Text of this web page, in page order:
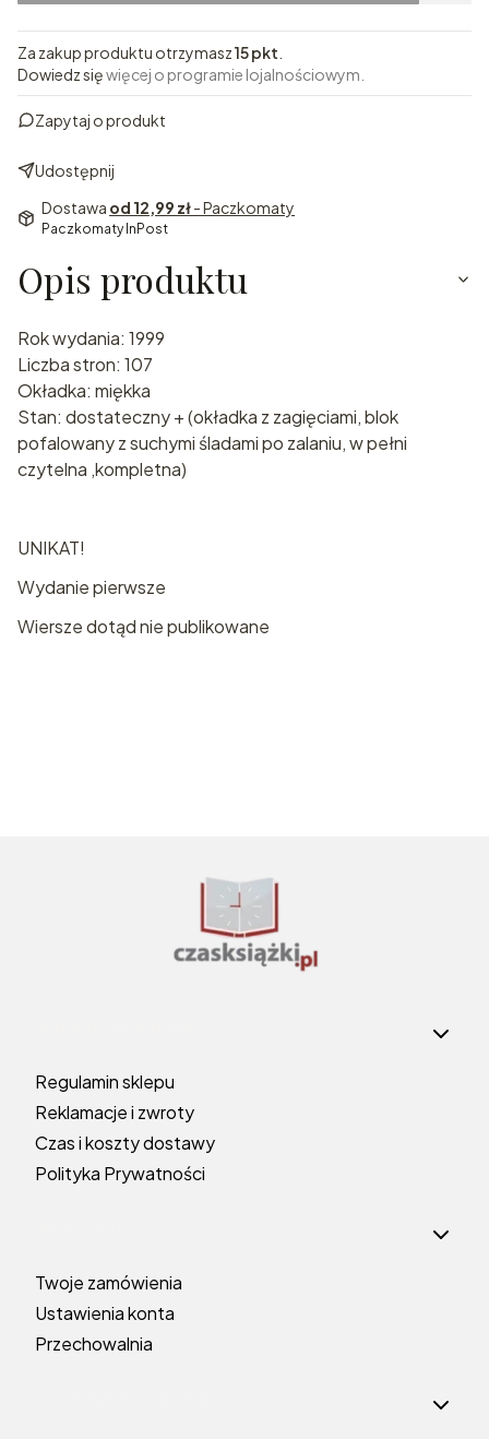
Za zakup produktu otrzymasz15 pkt
Dowiedz sięwięcej o programie lojalnościowym.
Zapytaj o produkt
Udostępnij
Dostawa od 12,99 zł- Paczkomaty
Paczkomaty InPost
Opis produktu
Rok wydania: 1999
Liczba stron: 107
Okładka: miękka
Stan: dostateczny + (okładka z zagięciami, blok
pofalowany z suchymi śladami po zalaniu, w pełni
czytelna ,kompletna)
UNIKAT!
Wydanie pierwsze
Wiersze dotąd nie publikowane
Regulamin sklepu
Reklamacje i zwroty
Czas i koszty dostawy
Polityka Prywatności
Twoje zamówienia
Ustawienia konta
Przechowalnia